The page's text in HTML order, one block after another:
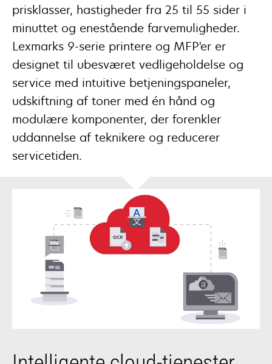
prisklasser, hastigheder fra 25 til 55 sider i
minuttet og enestående farvemuligheder.
Lexmarks 9-serie printere og MFP'er er
designet til ubesværet vedligeholdelse og
service med intuitive betjeningspaneler,
udskiftning af toner med én hånd og
modulære komponenter, der forenkler
uddannelse af teknikere og reducerer
servicetiden.